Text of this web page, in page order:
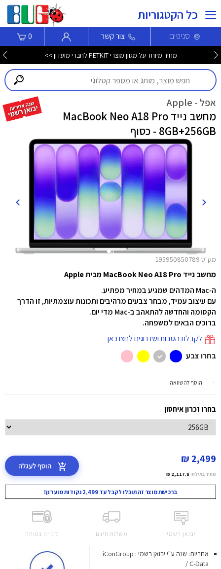
כל הקטגוריות
סניפים צור קשר 0
מחיר מיוחד על מגוון מוצרי PETKIT לחברי מועדון >>
אפל - Apple
מחשב נייד MacBook Neo A18 Pro
8GB+256GB - כסוף
מק"ט 195950850789
מחשב נייד MacBook Neo A18 Pro מבית Apple
ה‑Mac המדהים שמגיע במחיר מפתיע.
עם עיצוב עמיד, מבחר צבעים מרהיבים ותכונות עוצמתיות, זו הדרך
הקסומה והחדשה להתאהב ב‑Mac מדי יום.
ברוכים הבאים למשפחה.
לקבלת הטבות ושדרוגים לחצו כאן
בחרו צבע
הוסף להשוואה
בחרו זכרון איחסון
2,499 ₪
מחיר באילת: 2,117.8 ₪
הוסף לעגלה
ברכישת מוצר זה תוכלו לקבל עד 2,499 נקודות מועדון!
יבואן רשמי משלוח חינם קנייה בטוחה
אחריות: שנה ע"י יבואן רשמי : iConGroup
/ C-Data